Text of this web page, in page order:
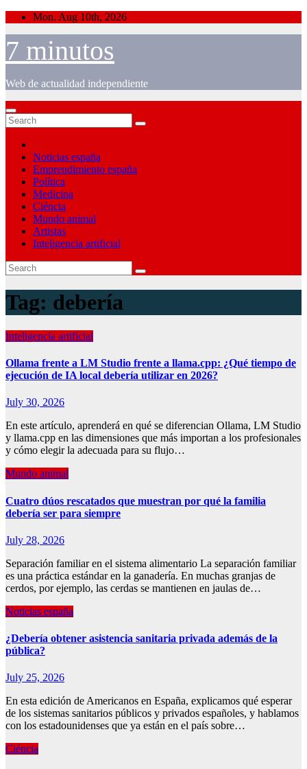
Skip
content
Mon. Aug 10th, 2026
7 minutos
Web de actualidad independiente
Noticias españa
Emprendimiento españa
Política
Medicina
Ciéncia
Mundo animal
Artistas
Inteligencia artificial
Tag: debería
Inteligencia artificial
Ollama frente a LM Studio frente a llama.cpp: ¿Qué tiempo de
ejecución de IA local debería utilizar en 2026?
July 30, 2026
En este artículo, aprenderá en qué se diferencian Ollama, LM Studio
y llama.cpp en las dimensiones que más importan a los profesionales
y cómo elegir la adecuada para su flujo…
Mundo animal
Cuatro dúos rescatados que muestran por qué la familia
debería ser para siempre
July 28, 2026
Separación familiar en el sistema alimentario La separación familiar
es una práctica estándar en la ganadería. En muchas granjas de
cerdos, por ejemplo, las cerdas se mantienen en jaulas de…
Noticias españa
¿Debería obtener asistencia sanitaria privada además de la
pública?
July 25, 2026
En esta edición de Americanos en España, explicamos qué esperar
de los sistemas sanitarios públicos y privados españoles, y hablamos
con los estadounidenses que ya están en el país sobre…
Ciéncia